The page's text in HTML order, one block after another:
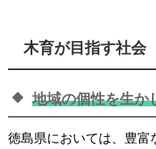
木育が目指す社会
地域の個性を生か
徳島県においては、豊富